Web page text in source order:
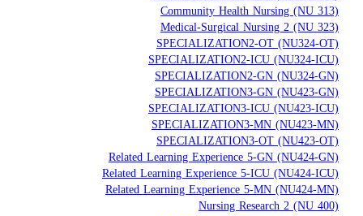
Community Health Nursing (NU 313)
Medical-Surgical Nursing 2 (NU 323)
SPECIALIZATION2-OT (NU324-OT)
SPECIALIZATION2-ICU (NU324-ICU)
SPECIALIZATION2-GN (NU324-GN)
SPECIALIZATION3-GN (NU423-GN)
SPECIALIZATION3-ICU (NU423-ICU)
SPECIALIZATION3-MN (NU423-MN)
SPECIALIZATION3-OT (NU423-OT)
Related Learning Experience 5-GN (NU424-GN)
Related Learning Experience 5-ICU (NU424-ICU)
Related Learning Experience 5-MN (NU424-MN)
Nursing Research 2 (NU 400)